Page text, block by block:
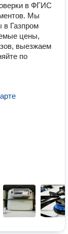
в ФГИС
Мы
в Газпром
цены,
выезжаем
по